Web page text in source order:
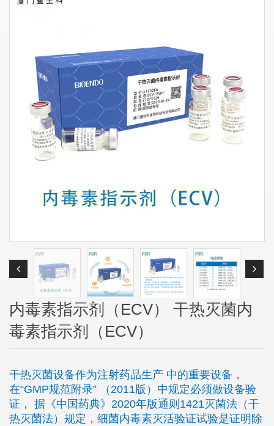
内毒素指示剂（ECV） 干热灭菌内
毒素指示剂（ECV）
干热灭菌设备作为注射药品生产 中的重要设备，
在“GMP规范附录” （2011版）中规定必须做设备验
证， 据《中国药典》2020年版通则1421灭菌法（干
热灭菌法）规定，细菌内毒素灭活验证试验是证明除